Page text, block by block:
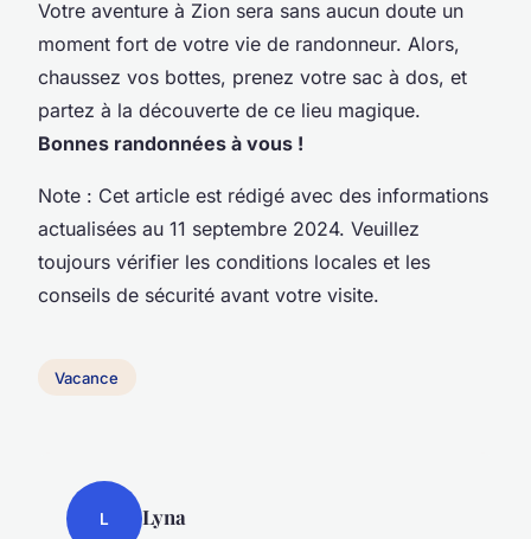
Votre aventure à Zion sera sans aucun doute un
moment fort de votre vie de randonneur. Alors,
chaussez vos bottes, prenez votre sac à dos, et
partez à la découverte de ce lieu magique.
Bonnes randonnées à vous !
Note : Cet article est rédigé avec des informations
actualisées au 11 septembre 2024. Veuillez
toujours vérifier les conditions locales et les
conseils de sécurité avant votre visite.
Vacance
L Lyna